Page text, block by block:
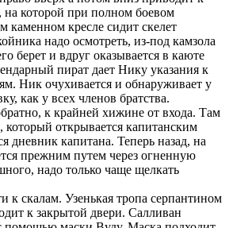
которой при полном боевом
каменном кресле сидит скелет
надо осмотреть, из-под камзола
берет и вдруг оказывается в каюте
пират дает Нику указания к
Ник очухивается и обнаруживает у
как у всех членов братства.
к крайней хижине от входа. Там
который открывается капитанским
дневник капитана. Теперь назад, на
прежним путем через огненную
надо только чаще щелкать
к скалам. Узенькая тропа серпантином
к закрытой двери. Салливан